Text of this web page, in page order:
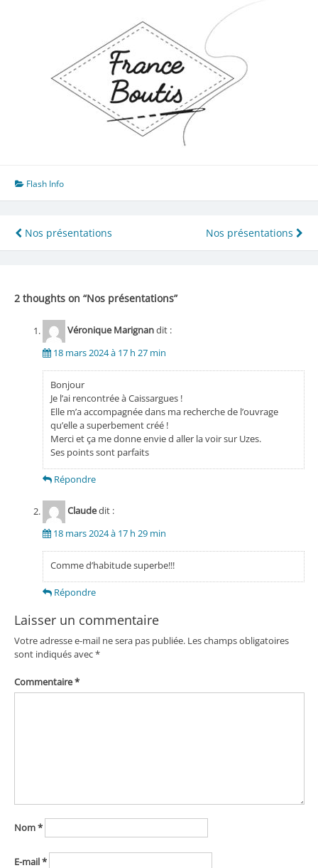
Flash Info
Navigation
de
Nos présentations Nos présentations
2 thoughts on “Nos présentations”
Véronique Marignandit :
18 mars 2024 à 17 h 27 min
Bonjour
Je l’ai rencontrée à Caissargues !
Elle m’a accompagnée dans ma recherche de l’ouvrage
qu’elle a superbement créé !
Merci et ça me donne envie d aller la voir sur Uzes.
Ses points sont parfaits
Répondre
Claudedit :
18 mars 2024 à 17 h 29 min
Comme d’habitude superbe!!!
Répondre
Laisser un commentaire
Votre adresse e-mail ne sera pas publiée. Les champs obligatoires
sont indiqués avec*
Commentaire*
Nom*
E-mail*